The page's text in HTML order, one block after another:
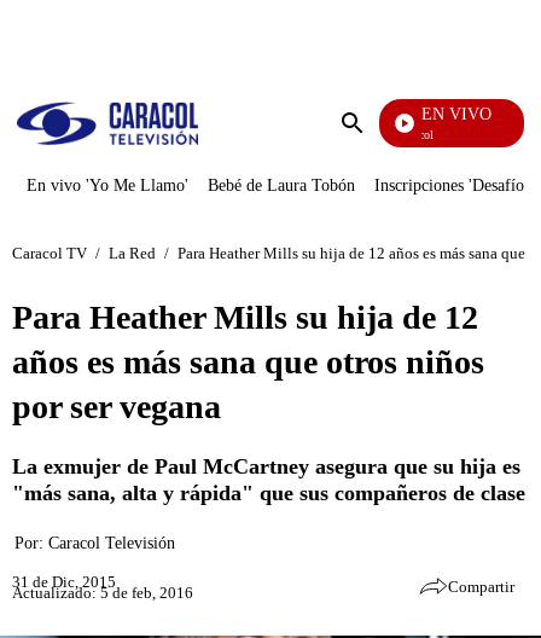
Enviar
EN VIVO
Noticias Caracol
En vivo 'Yo Me Llamo' Bebé de Laura Tobón Inscripciones 'Desafío'
Caracol TV / La Red / Para Heather Mills su hija de 12 años es más sana que
Para Heather Mills su hija de 12
años es más sana que otros niños
por ser vegana
La exmujer de Paul McCartney asegura que su hija es
"más sana, alta y rápida" que sus compañeros de clase
Por: Caracol Televisión
31 de Dic, 2015
Actualizado: 5 de feb, 2016 Compartir